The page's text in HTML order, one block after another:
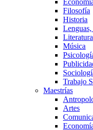
Filosofía
Historia
Literatura
Música
Trabajo
Maestrías
Artes